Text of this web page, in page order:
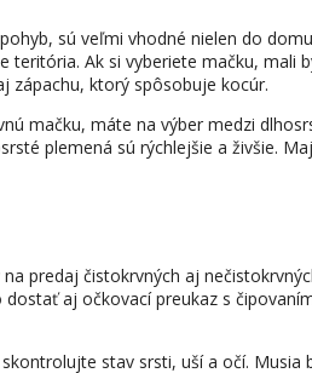
sú veľmi vhodné nielen do
Ak si vyberiete mačku, mali
zápachu, ktorý spôsobuje kocúr.
mačku, máte na výber medzi
plemená sú rýchlejšie a živšie.
predaj čistokrvných aj
aj očkovací preukaz s
stav srsti, uší a očí. Musia